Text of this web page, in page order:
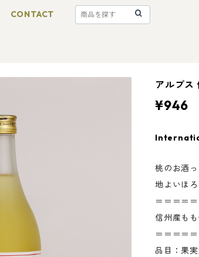
CONTACT
アルプス
¥946
桃のお酒
地よいほ
＝＝＝＝
信州産も
＝＝＝＝
品目：果